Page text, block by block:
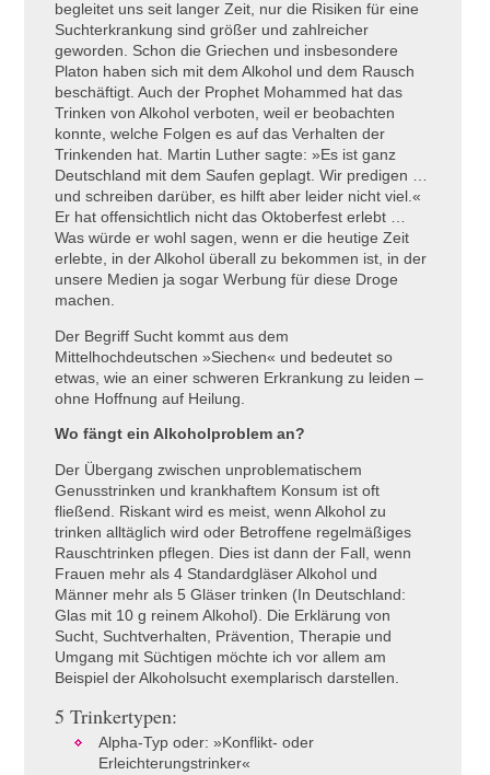
begleitet uns seit langer Zeit, nur die Risiken für eine
Suchterkrankung sind größer und zahlreicher
geworden. Schon die Griechen und insbesondere
Platon haben sich mit dem Alkohol und dem Rausch
beschäftigt. Auch der Prophet Mohammed hat das
Trinken von Alkohol verboten, weil er beobachten
konnte, welche Folgen es auf das Verhalten der
Trinkenden hat. Martin Luther sagte: »Es ist ganz
Deutschland mit dem Saufen geplagt. Wir predigen …
und schreiben darüber, es hilft aber leider nicht viel.«
Er hat offensichtlich nicht das Oktoberfest erlebt …
Was würde er wohl sagen, wenn er die heutige Zeit
erlebte, in der Alkohol überall zu bekommen ist, in der
unsere Medien ja sogar Werbung für diese Droge
machen.
Der Begriff Sucht kommt aus dem
Mittelhochdeutschen »Siechen« und bedeutet so
etwas, wie an einer schweren Erkrankung zu leiden –
ohne Hoffnung auf Heilung.
Wo fängt ein Alkoholproblem an?
Der Übergang zwischen unproblematischem
Genusstrinken und krankhaftem Konsum ist oft
fließend. Riskant wird es meist, wenn Alkohol zu
trinken alltäglich wird oder Betroffene regelmäßiges
Rauschtrinken pflegen. Dies ist dann der Fall, wenn
Frauen mehr als 4 Standardgläser Alkohol und
Männer mehr als 5 Gläser trinken (In Deutschland:
Glas mit 10 g reinem Alkohol). Die Erklärung von
Sucht, Suchtverhalten, Prävention, Therapie und
Umgang mit Süchtigen möchte ich vor allem am
Beispiel der Alkoholsucht exemplarisch darstellen.
5 Trinkertypen:
Alpha-Typ oder: »Konflikt- oder
Erleichterungstrinker«